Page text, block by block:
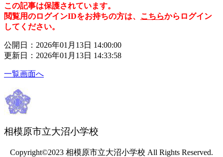
この記事は保護されています。
閲覧用のログインIDをお持ちの方は、 こちらからログイン
してください。
公開日：2026年01月13日 14:00:00
更新日：2026年01月13日 14:33:58
一覧画面へ
相模原市立大沼小学校
Copyright©2023 相模原市立大沼小学校 All Rights Reserved.